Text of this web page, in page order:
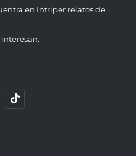
en Intriper relatos de